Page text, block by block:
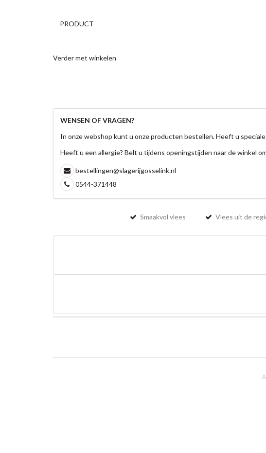
PRODUCT
Verder met winkelen
WENSEN OF VRAGEN?
In onze webshop kunt u onze producten bestellen. Heeft u
Heeft u een allergie? Belt u tijdens openingstijden naar de winkel
bestellingen@slagerijgosselink.nl
0544-371448
Smaakvol vlees Vlees uit de